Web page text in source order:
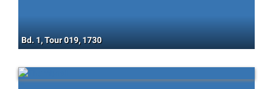
Bd. 1, Tour 019, 1730